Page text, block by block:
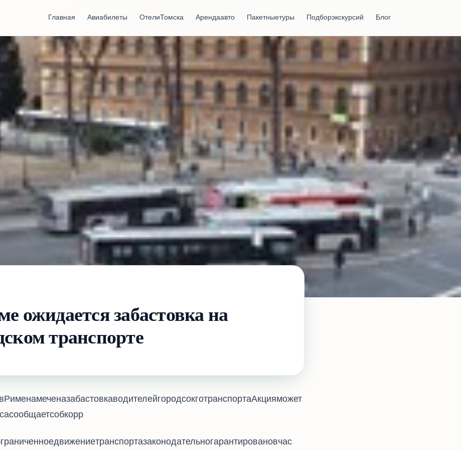
Главная Авиабилеты Отели Томска Аренда авто Пакетные туры Подбор экскурсий Блог
ожидается забастовка на
транспорте
в Риме намечена забастовка водителей городсокго транспорта. Акция может
сообщает соб.корр. Travel.ru.
движение транспорта законодательно гарантировано в час